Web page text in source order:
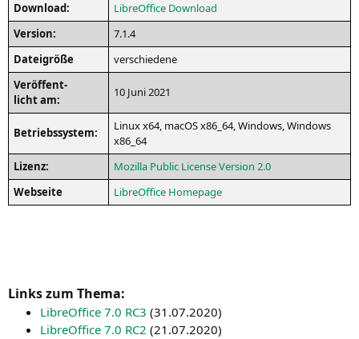
Down­load:
Libre­Of­fice Download
Ver­si­on:
7.1.4
Datei­grö­ße
ver­schie­de­ne
Ver­öf­fent­
licht am:
10 Juni 2021
Betriebs­sys­tem:
Linux x64, macOS x86_64, Win­dows, Win­dows
x86_64
Lizenz:
Mozil­la Public Licen­se Ver­si­on 2.0
Web­sei­te
Libre­Of­fice Homepage
Links zum Thema:
Libre­Of­fice 7.0 RC3 (31.07.2020)
Libre­Of­fice 7.0 RC2 (21.07.2020)